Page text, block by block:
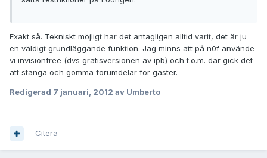
Exakt så. Tekniskt möjligt har det antagligen alltid varit, det är ju
en väldigt grundläggande funktion. Jag minns att på n0f använde
vi invisionfree (dvs gratisversionen av ipb) och t.o.m. där gick det
att stänga och gömma forumdelar för gäster.
Redigerad 7 januari, 2012 av Umberto
Citera